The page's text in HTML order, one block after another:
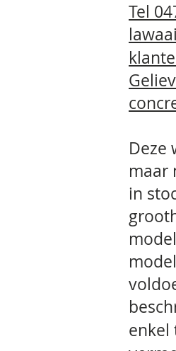
Tel
Deze
maar
in
enkel